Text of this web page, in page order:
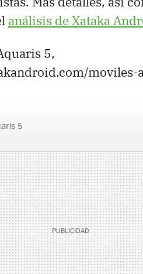
análisis de Xataka
5,
5